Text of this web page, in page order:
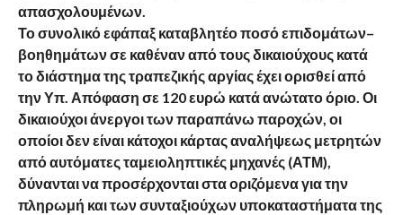
απασχολουμένων.
Το συνολικό εφάπαξ καταβλητέο ποσό επιδομάτων–
βοηθημάτων σε καθέναν από τους δικαιούχους κατά
το διάστημα της τραπεζικής αργίας έχει ορισθεί από
την Υπ. Απόφαση σε 120 ευρώ κατά ανώτατο όριο. Οι
δικαιούχοι άνεργοι των παραπάνω παροχών, οι
οποίοι δεν είναι κάτοχοι κάρτας αναλήψεως μετρητών
από αυτόματες ταμειοληπτικές μηχανές (ΑΤΜ),
δύνανται να προσέρχονται στα οριζόμενα για την
πληρωμή και των συνταξιούχων υποκαταστήματα της